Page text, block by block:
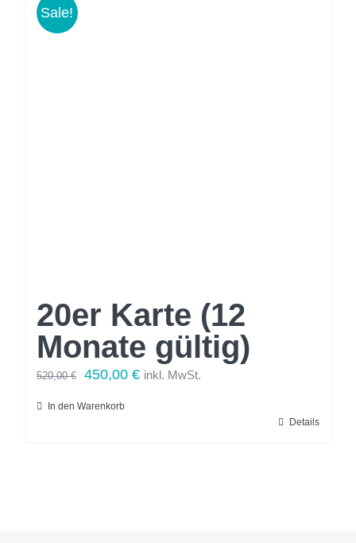
Sale!
20er Karte (12
Monate gültig)
520,00€
Ursprünglicher
450,00 €Aktueller
inkl. MwSt.
In den Warenkorb
Details